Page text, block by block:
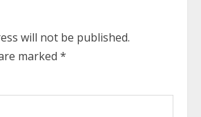
will not be published.
marked *